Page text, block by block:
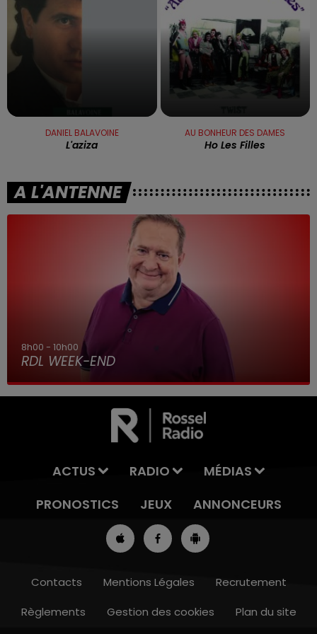
11h00 - 12h00
DANIEL BALAVOINE
L'aziza
AU BONHEUR DES DAMES
Ho Les Filles
A L'ANTENNE
Sur un Air d'accordéon
ACTUS RADIO
MÉDIAS
PRONOSTICS
JEUX ANNONCEURS
Contacts Mentions Légales
Recrutement
Règlements
Gestion des cookies Plan du site